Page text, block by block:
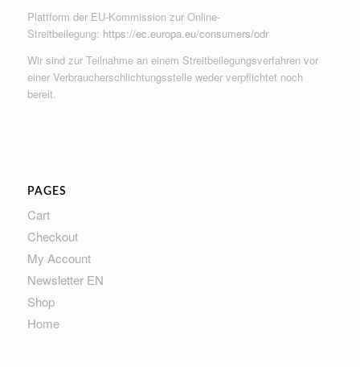
Plattform der EU-Kommission zur Online-
Streitbeilegung: https://ec.europa.eu/consumers/odr
Wir sind zur Teilnahme an einem Streitbeilegungsverfahren vor
einer Verbraucherschlichtungsstelle weder verpflichtet noch
bereit.
PAGES
Cart
Checkout
My Account
Newsletter EN
Shop
Home